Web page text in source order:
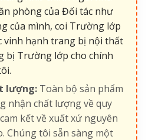
phòng của Đối tác như
của mình, coi Trường lớp
vinh hạnh trang bị nội thất
bị Trường lớp cho chính
lượng: Toàn bộ sản phẩm
nhận chất lượng về quy
kết về xuất xứ nguyên
Chúng tôi sẵn sàng một